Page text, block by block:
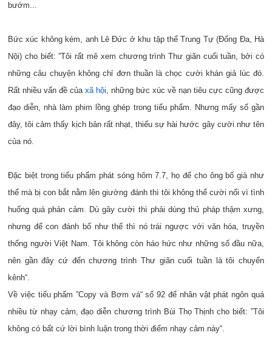
bướm...
Bức xúc không kém, anh Lê Đức ở khu tập thể Trung Tự (Đống Đa, Hà
Nội) cho biết: ”Tôi rất mê xem chương trình Thư giãn cuối tuần, bởi có
những câu chuyện không chỉ đơn thuần là chọc cười khán giả lúc đó.
Rất nhiều vấn đề của xã hội, những bức xúc về nạn tiêu cực cũng được
đạo diễn, nhà làm phim lồng ghép trong tiểu phẩm. Nhưng mấy số gần
đây, tôi cảm thấy kịch bản rất nhạt, thiếu sự hài hước gây cười như tên
của nó.
Đặc biệt trong tiểu phẩm phát sóng hôm 7.7, họ để cho ông bố già như
thế mà bị con bắt nằm lên giường đánh thì tôi không thể cười nổi vì tình
huống quá phản cảm. Dù gây cười thì phải dùng thủ pháp thậm xưng,
nhưng để con đánh bố như thế thì nó trái ngược với văn hóa, truyền
thống người Việt Nam. Tôi không còn háo hức như những số đầu nữa,
nên gần đây cứ đến chương trình Thư giãn cuối tuần là tôi chuyển
kênh“.
Về việc tiểu phẩm ”Copy và Bơm vá“ số 92 để nhân vật phát ngôn quá
nhiều từ nhạy cảm, đạo diễn chương trình Bùi Thọ Thịnh cho biết: ”Tôi
không có bất cứ lời bình luận trong thời điểm nhạy cảm này“.